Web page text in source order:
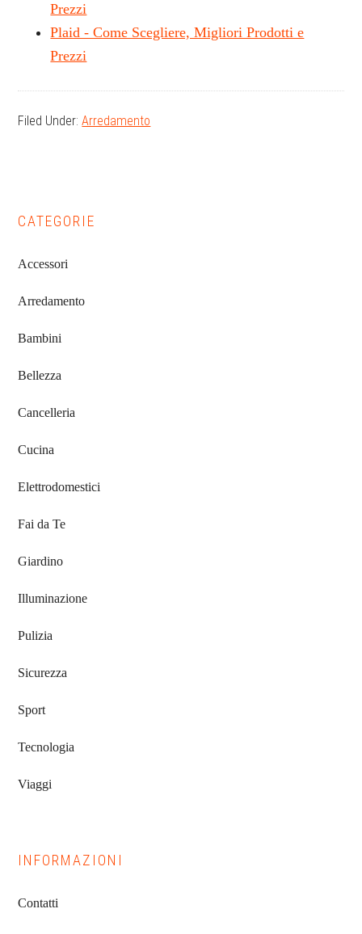
Prezzi
Plaid - Come Scegliere, Migliori Prodotti e
Prezzi
Filed Under:Arredamento
Primary
Sidebar
CATEGORIE
Accessori
Arredamento
Bambini
Bellezza
Cancelleria
Cucina
Elettrodomestici
Fai da Te
Giardino
Illuminazione
Pulizia
Sicurezza
Sport
Tecnologia
Viaggi
INFORMAZIONI
Contatti